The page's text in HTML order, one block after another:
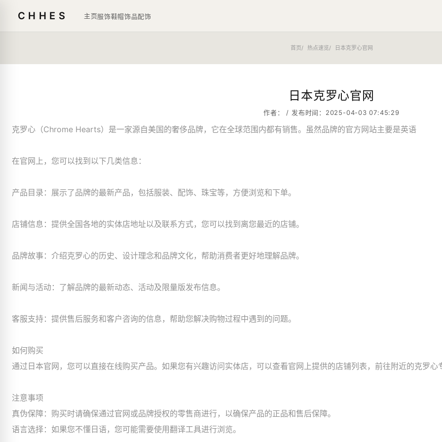
CHHES 主页服饰鞋帽饰品配饰
首页 热点速览 日本克罗心官网
日本克罗心官网
作者： / 发布时间：2025-04-03 07:45:29
克罗心（Chrome Hearts）是一家源自美国的奢侈品牌，它在全球范围内都有销售。虽然品牌的官方网站主要是英语
在官网上，您可以找到以下几类信息：
产品目录：展示了品牌的最新产品，包括服装、配饰、珠宝等，方便浏览和下单。
店铺信息：提供全国各地的实体店地址以及联系方式，您可以找到离您最近的店铺。
品牌故事：介绍克罗心的历史、设计理念和品牌文化，帮助消费者更好地理解品牌。
新闻与活动：了解品牌的最新动态、活动及限量版发布信息。
客服支持：提供售后服务和客户咨询的信息，帮助您解决购物过程中遇到的问题。
如何购买
通过日本官网，您可以直接在线购买产品。如果您有兴趣访问实体店，可以查看官网上提供的店铺列表，前往附近的克罗心
注意事项
真伪保障：购买时请确保通过官网或品牌授权的零售商进行，以确保产品的正品和售后保障。
语言选择：如果您不懂日语，您可能需要使用翻译工具进行浏览。